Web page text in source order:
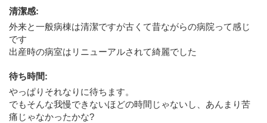
清潔感:
外来と一般病棟は清潔ですが古くて昔ながらの病院って感じ
です
出産時の病室はリニューアルされて綺麗でした
待ち時間:
やっぱりそれなりに待ちます。
でもそんな我慢できないほどの時間じゃないし、あんまり苦
痛じゃなかったかな?